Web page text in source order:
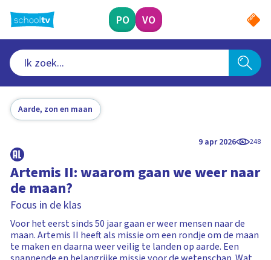
naar
hoofdinhoud
PO VO
Aarde, zon en maan
9 apr 2026 248
Artemis II: waarom gaan we weer naar
de maan?
Focus in de klas
Voor het eerst sinds 50 jaar gaan er weer mensen naar de
maan. Artemis II heeft als missie om een rondje om de maan
te maken en daarna weer veilig te landen op aarde. Een